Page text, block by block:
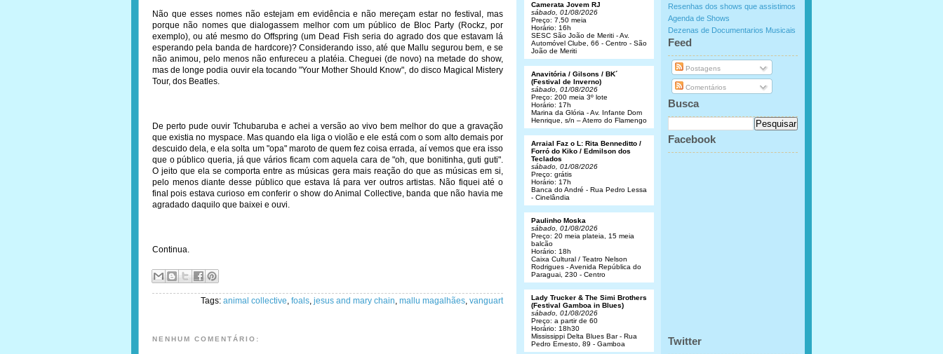
Não que esses nomes não estejam em evidência e não mereçam estar no festival, mas
porque não nomes que dialogassem melhor com um público de Bloc Party (Rockz, por
exemplo), ou até mesmo do Offspring (um Dead Fish seria do agrado dos que estavam lá
esperando pela banda de hardcore)? Considerando isso, até que Mallu segurou bem, e se
não animou, pelo menos não enfureceu a platéia. Cheguei (de novo) na metade do show,
mas de longe podia ouvir ela tocando "Your Mother Should Know", do disco Magical Mistery
Tour, dos Beatles.
De perto pude ouvir Tchubaruba e achei a versão ao vivo bem melhor do que a gravação
que existia no myspace. Mas quando ela liga o violão e ele está com o som alto demais por
descuido dela, e ela solta um "opa" maroto de quem fez coisa errada, aí vemos que era isso
que o público queria, já que vários ficam com aquela cara de "oh, que bonitinha, guti guti".
O jeito que ela se comporta entre as músicas gera mais reação do que as músicas em si,
pelo menos diante desse público que estava lá para ver outros artistas. Não fiquei até o
final pois estava curioso em conferir o show do Animal Collective, banda que não havia me
agradado daquilo que baixei e ouvi.
Continua.
Tags: animal collective, foals, jesus and mary chain, mallu magalhães, vanguart
NENHUM COMENTÁRIO:
Resenhas dos shows que assistimos
Agenda de Shows
Dezenas de Documentarios Musicais
Feed
Postagens
Comentários
Busca
Facebook
Twitter
Camerata Jovem RJ
sábado, 01/08/2026
Preço: 7,50 meia
Horário: 16h
SESC São João de Meriti - Av.
Automóvel Clube, 66 - Centro - São
João de Meriti
Anavitória / Gilsons / BK´
(Festival de Inverno)
sábado, 01/08/2026
Preço: 200 meia 3º lote
Horário: 17h
Marina da Glória - Av. Infante Dom
Henrique, s/n – Aterro do Flamengo
Arraial Faz o L: Rita Benneditto /
Forró do Kiko / Edmilson dos
Teclados
sábado, 01/08/2026
Preço: grátis
Horário: 17h
Banca do André - Rua Pedro Lessa
- Cinelândia
Paulinho Moska
sábado, 01/08/2026
Preço: 20 meia plateia, 15 meia
balcão
Horário: 18h
Caixa Cultural / Teatro Nelson
Rodrigues - Avenida República do
Paraguai, 230 - Centro
Lady Trucker & The Simi Brothers
(Festival Gamboa in Blues)
sábado, 01/08/2026
Preço: a partir de 60
Horário: 18h30
Mississippi Delta Blues Bar - Rua
Pedro Ernesto, 89 - Gamboa